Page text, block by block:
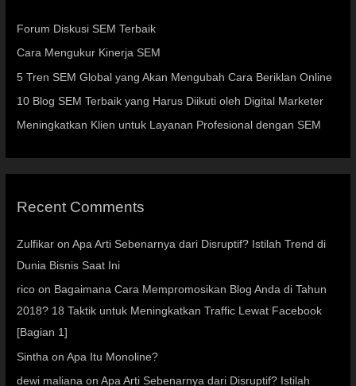
Forum Diskusi SEM Terbaik
Cara Mengukur Kinerja SEM
5 Tren SEM Global yang Akan Mengubah Cara Beriklan Online
10 Blog SEM Terbaik yang Harus Diikuti oleh Digital Marketer
Meningkatkan Klien untuk Layanan Profesional dengan SEM
Recent Comments
Zulfikar onApa Arti Sebenarnya dari Disruptif? Istilah Trend di
Dunia Bisnis Saat Ini
rico on Bagaimana Cara Mempromosikan Blog Anda di Tahun
2018? 18 Taktik untuk Meningkatkan Traffic Lewat Facebook
[Bagian 1]
Sintha onApa Itu Monoline?
dewi maliana onApa Arti Sebenarnya dari Disruptif? Istilah